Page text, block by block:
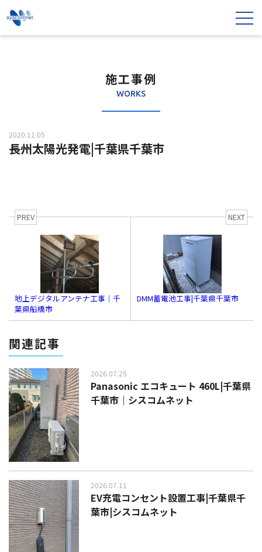
施工事例
WORKS
2020.11.05
長州太陽光発電|千葉県千葉市
PREV
地上デジタルアンテナ工事｜千
葉県船橋市
NEXT
DMM蓄電池工事|千葉県千葉市
関連記事
2026.07.25
Panasonic エコキュート 460L|千葉県
千葉市｜シスコムネット
2026.07.11
EV充電コンセント設置工事|千葉県千
葉市|シスコムネット